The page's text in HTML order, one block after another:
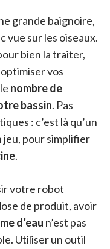
grande baignoire,
vue sur les oiseaux.
bien la traiter,
vos
nombre de
bassin. Pas
: c’est là qu’un
jeu, pour simplifier
.
votre robot
de produit, avoir
d’eau n’est pas
Utiliser un outil